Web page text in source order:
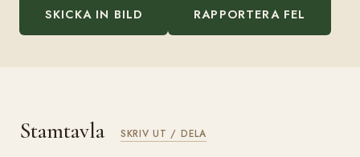
SKICKA IN BILD RAPPORTERA FEL
Stamtavla SKRIV UT / DELA